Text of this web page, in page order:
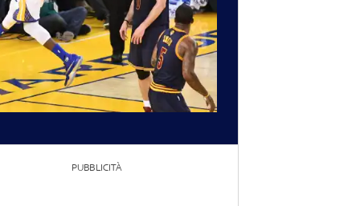
PUBBLICITÀ